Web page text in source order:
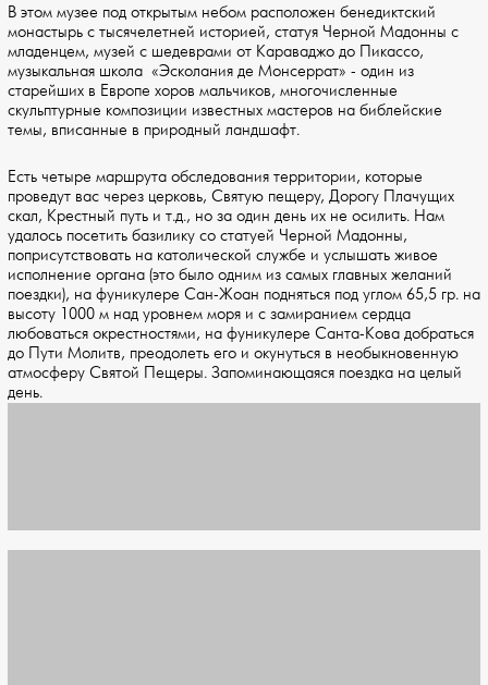
В этом музее под открытым небом расположен бенедиктский
монастырь с тысячелетней историей, статуя Черной Мадонны с
младенцем, музей с шедеврами от Караваджо до Пикассо,
музыкальная школа «Эсколания де Монсеррат» - один из
старейших в Европе хоров мальчиков, многочисленные
скульптурные композиции известных мастеров на библейские
темы, вписанные в природный ландшафт.
Есть четыре маршрута обследования территории, которые
проведут вас через церковь, Святую пещеру, Дорогу Плачущих
скал, Крестный путь и т.д., но за один день их не осилить. Нам
удалось посетить базилику со статуей Черной Мадонны,
поприсутствовать на католической службе и услышать живое
исполнение органа (это было одним из самых главных желаний
поездки), на фуникулере Сан-Жоан подняться под углом 65,5 гр. на
высоту 1000 м над уровнем моря и с замиранием сердца
любоваться окрестностями, на фуникулере Санта-Кова добраться
до Пути Молитв, преодолеть его и окунуться в необыкновенную
атмосферу Святой Пещеры. Запоминающаяся поездка на целый
день.